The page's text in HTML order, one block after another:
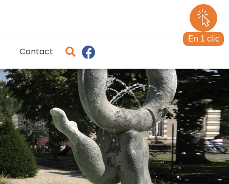
En 1 clic
Contact